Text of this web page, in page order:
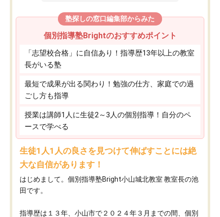
塾探しの窓口編集部からみた
個別指導塾Brightのおすすめポイント
「志望校合格」に自信あり！指導歴13年以上の教室
長がいる塾
最短で成果が出る関わり！勉強の仕方、家庭での過
ごし方も指導
授業は講師1人に生徒2～3人の個別指導！自分のペ
ースで学べる
生徒1人1人の良さを見つけて伸ばすことには絶
大な自信があります！
はじめまして。個別指導塾Bright小山城北教室 教室長の池
田です。
指導歴は１３年、小山市で２０２４年３月までの間、個別